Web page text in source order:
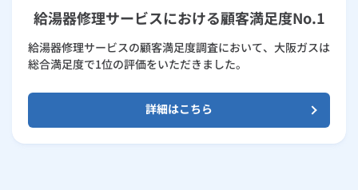
給湯器修理サービスにおける顧客満足度No.1
給湯器修理サービスの顧客満足度調査において、大阪ガスは
総合満足度で1位の評価をいただきました。
詳細はこちら